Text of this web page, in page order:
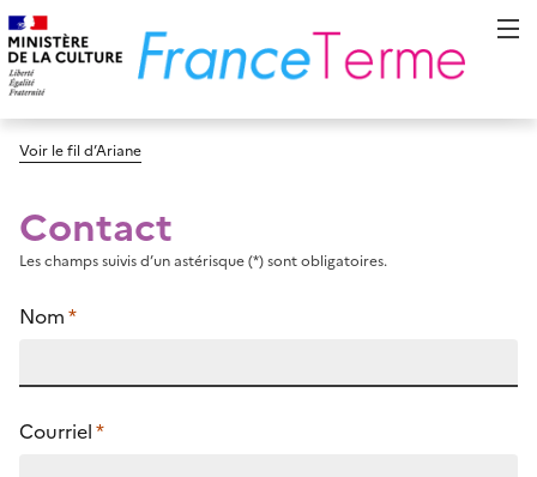
Voir le fil d’Ariane
Contact
Les champs suivis d’un astérisque (*) sont obligatoires.
Nom*
Courriel*